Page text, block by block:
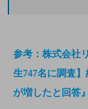
参考：株式会社
生747名に調査
が増したと回答』